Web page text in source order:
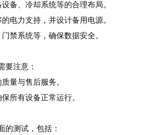
备、冷却系统等的合理布局。
电力支持，并设计备用电源。
禁系统等，确保数据安全。
要注意：
量与售后服务。
所有设备正常运行。
的测试，包括：